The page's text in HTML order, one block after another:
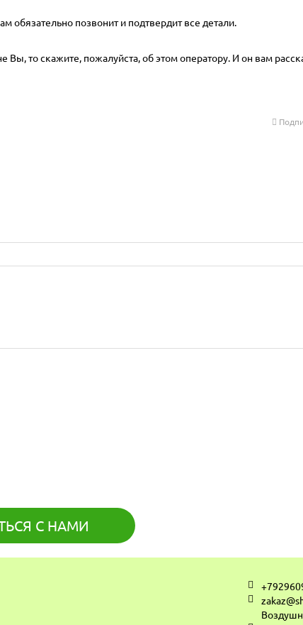
обязательно позвонит и подтвердит все детали.
то скажите, пожалуйста, об этом оператору. И он вам
С НАМИ